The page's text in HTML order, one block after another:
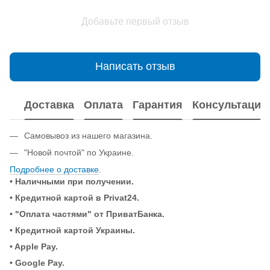
Добавьте первый отзыв
Написать отзыв
Доставка Оплата Гарантия Консультация
Самовывоз из нашего магазина.
"Новой почтой" по Украине.
Подробнее о доставке.
• Наличными при получении.
• Кредитной картой в Privat24.
• "Оплата частями" от ПриватБанка.
• Кредитной картой Украины.
• Apple Pay.
• Google Pay.